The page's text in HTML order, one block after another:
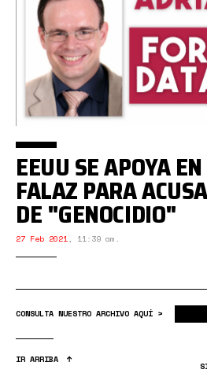
EEUU SE APOYA
FALAZ PARA
DE "GENOCIDIO"
27 Feb 2021, 11:39 am.
CONSULTA NUESTRO ARCHIVO AQUÍ >
IR ARRIBA